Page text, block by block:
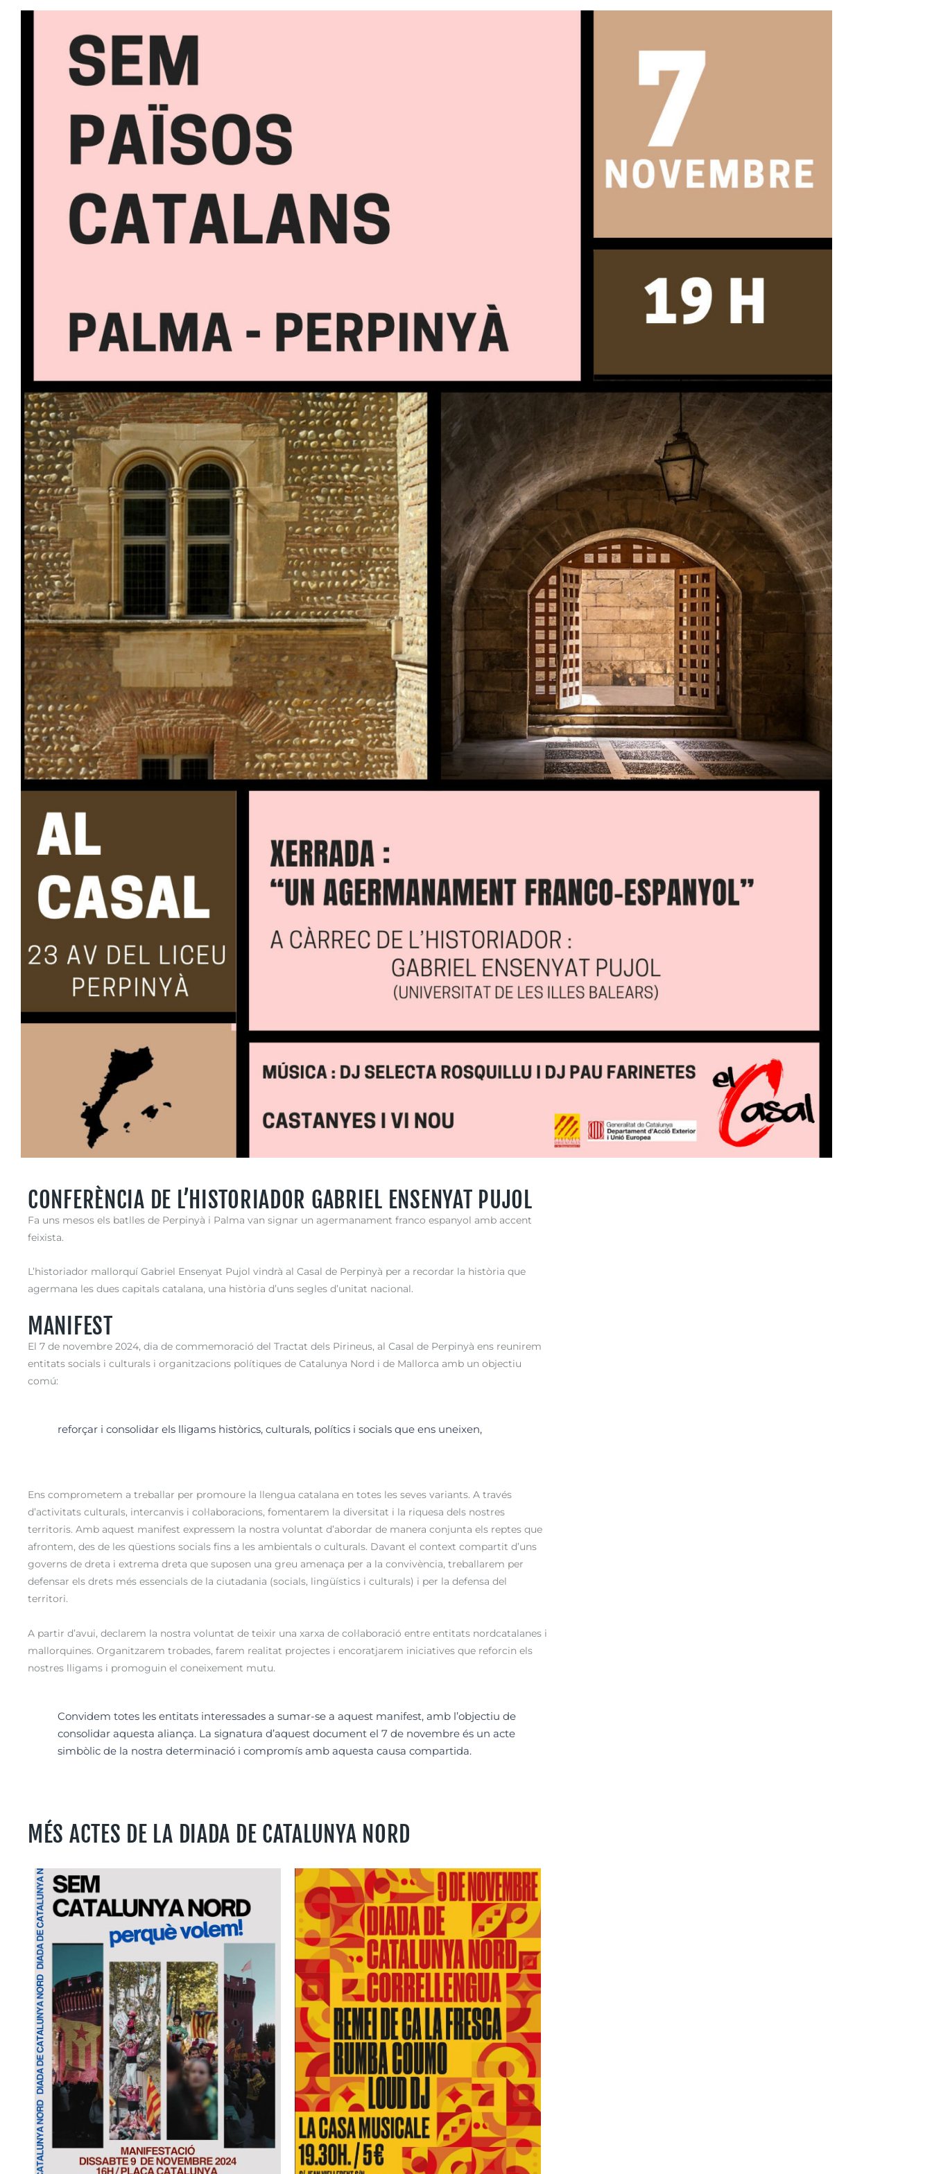
CONFERÈNCIA DE L’HISTORIADOR GABRIEL ENSENYAT PUJOL
Fa uns mesos els batlles de Perpinyà i Palma van signar un agermanament franco espanyol amb accent
feixista.
L’historiador mallorquí Gabriel Ensenyat Pujol vindrà al Casal de Perpinyà per a recordar la història que
agermana les dues capitals catalana, una història d’uns segles d’unitat nacional.
MANIFEST
El 7 de novembre 2024, dia de commemoració del Tractat dels Pirineus, al Casal de Perpinyà ens reunirem
entitats socials i culturals i organitzacions polítiques de Catalunya Nord i de Mallorca amb un objectiu
comú:
reforçar i consolidar els lligams històrics, culturals, polítics i socials que ens uneixen,
Ens comprometem a treballar per promoure la llengua catalana en totes les seves variants. A través
d’activitats culturals, intercanvis i col·laboracions, fomentarem la diversitat i la riquesa dels nostres
territoris. Amb aquest manifest expressem la nostra voluntat d’abordar de manera conjunta els reptes que
afrontem, des de les qüestions socials fins a les ambientals o culturals. Davant el context compartit d’uns
governs de dreta i extrema dreta que suposen una greu amenaça per a la convivència, treballarem per
defensar els drets més essencials de la ciutadania (socials, lingüístics i culturals) i per la defensa del
territori.
A partir d’avui, declarem la nostra voluntat de teixir una xarxa de col·laboració entre entitats nordcatalanes i
mallorquines. Organitzarem trobades, farem realitat projectes i encoratjarem iniciatives que reforcin els
nostres lligams i promoguin el coneixement mutu.
Convidem totes les entitats interessades a sumar-se a aquest manifest, amb l’objectiu de
consolidar aquesta aliança. La signatura d’aquest document el 7 de novembre és un acte
simbòlic de la nostra determinació i compromís amb aquesta causa compartida.
MÉS ACTES DE LA DIADA DE CATALUNYA NORD